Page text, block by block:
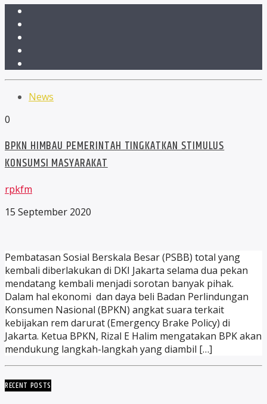
News
0
BPKN HIMBAU PEMERINTAH TINGKATKAN STIMULUS
KONSUMSI MASYARAKAT
rpkfm
15 September 2020
Pembatasan Sosial Berskala Besar (PSBB) total yang
kembali diberlakukan di DKI Jakarta selama dua pekan
mendatang kembali menjadi sorotan banyak pihak.
Dalam hal ekonomi dan daya beli Badan Perlindungan
Konsumen Nasional (BPKN) angkat suara terkait
kebijakan rem darurat (Emergency Brake Policy) di
Jakarta. Ketua BPKN, Rizal E Halim mengatakan BPK akan
mendukung langkah-langkah yang diambil […]
RECENT POSTS